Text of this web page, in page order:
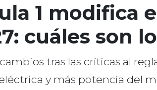
1 modifica
cuáles son
tras las críticas al
y más potencia del